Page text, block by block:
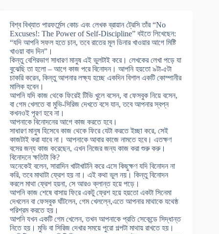
বিশ্ব বিখ্যাত পারফর্মেন্স কোচ এবং লেখক ব্রায়ান ট্রেসি তাঁর “No
Excuses!: The Power of Self-Discipline” বইতে লিখেছেন:
“যদি আপনি সফল হতে চান, তবে রাতের মূল ডিনার খাওয়ার আগে মিষ্টি
খাওয়া বাদ দিন”।
কিন্তু বেশিরভাগ সাধারণ মানুষ এই ভুলটাই করে। লেখকের লেখা পড়ে যা
বুঝেছি তা হলো – আগে কাজ পরে বিনোদন। আপনি হয়তো ৯টা-৫টা
চাকরি করেন, কিন্তু আপনার লক্ষ্য হচ্ছে একদিন বিশাল একটি কোম্পানীর
মালিক হবেন।
আপনি যদি কাজ থেকে ফিরেই টিভি খুলে বসেন, বা ফেসবুক নিয়ে বসেন,
বা গেম খেলতে বা মুভি-সিরিজ দেখতে বসে যান, তবে আপনার স্বপ্ন
কখনওই পূরণ হবে না।
আপনাকে বিনোদনের আগে কাজ করতে হবে।
সাধারণ মানুষ হিসেবে কাজ থেকে ফিরে যেটা করতে ইচ্ছা করে, সেই
কাজটাই করা যাবে না। আপনাকে আবার কাজে নামতে হবে। এতক্ষণ
বসের জন্য কাজ করেছেন, এখন নিজের জন্য কাজ করা শুরু করু।
বিনোদনে ক্ষতিটা কি?
অনেকেই বলেন, সারাদিন খাটাখাটনি করে এসে কিছুক্ষণ যদি বিনোদন না
করি, তবে মাথাটা ফ্রেশ হয় না। এই কথা ভুল নয়। কিন্তু বিনোদন
করলে মাথা ফ্রেশ হয়না, সে আরও ক্লান্ত হয়ে পড়ে।
আপনি কাজ শেষে বাসায় ফিরে একটু ফ্রেশ হয়ে হয়তো একটা সিনেমা
দেখলেন বা ফেসবুক ঘাঁটলেন, গেম খেললে্ন,এতে আপনার মাথাকে যথেষ্ঠ
পরিশ্রম করতে হয়।
আপনি যখন একটি গেম খেলেন, তখন আপনাকে প্রতি সেকেন্ডে সিদ্ধান্ত
নিতে হয়। মুভি বা সিরিজ দেখার সময়ে পুরো গল্পটা মাথায় রাখতে হয়।